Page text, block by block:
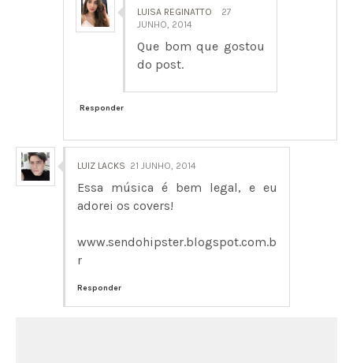
LUISA REGINATTO
27
JUNHO, 2014
Que bom que gostou
do post.
Responder
LUIZ LACKS 21 JUNHO, 2014
Essa música é bem legal, e eu
adorei os covers!
www.sendohipster.blogspot.com.b
r
Responder